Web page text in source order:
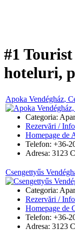
#1
hoteluri,
Apoka Vendégház,
Categoria:
Rezervări /
Homepage de
Telefon: +36-
Adresa: 3123
Csengettyűs
Categoria:
Rezervări /
Homepage de
Telefon: +36-
Adresa: 3123